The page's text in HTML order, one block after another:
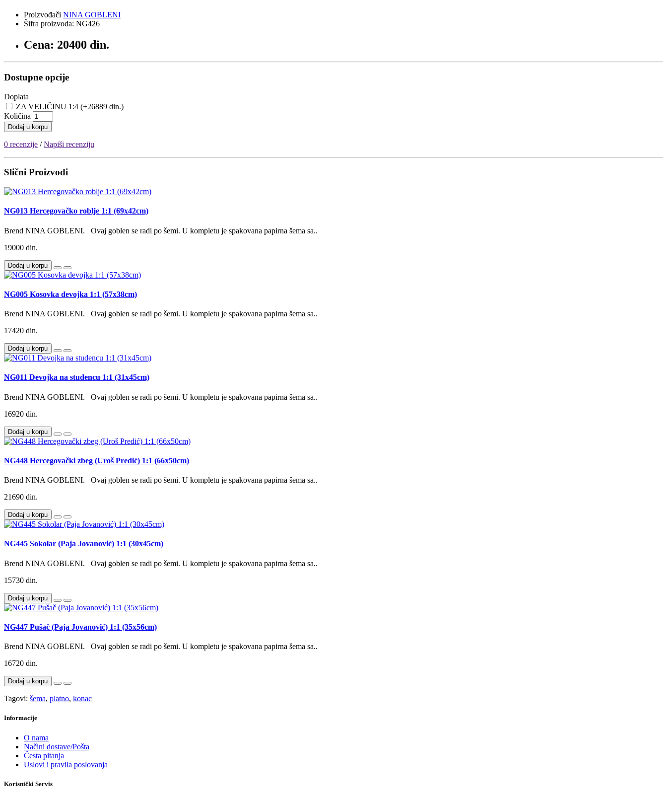
Proizvođači NINA GOBLENI
Šifra proizvoda: NG426
Cena: 20400 din.
Dostupne opcije
Doplata
ZA VELIČINU 1:4 (+26889 din.)
Količina
Dodaj u korpu
0 recenzije /Napiši recenziju
Slični Proizvodi
NG013 Hercegovačko roblje 1:1 (69x42cm)
Brend NINA GOBLENI. Ovaj goblen se radi po šemi. U kompletu je spakovana papirna šema sa..
19000 din.
Dodaj u korpu
NG005 Kosovka devojka 1:1 (57x38cm)
Brend NINA GOBLENI. Ovaj goblen se radi po šemi. U kompletu je spakovana papirna šema sa..
17420 din.
Dodaj u korpu
NG011 Devojka na studencu 1:1 (31x45cm)
Brend NINA GOBLENI. Ovaj goblen se radi po šemi. U kompletu je spakovana papirna šema sa..
16920 din.
Dodaj u korpu
NG448 Hercegovački zbeg (Uroš Predić) 1:1 (66x50cm)
Brend NINA GOBLENI. Ovaj goblen se radi po šemi. U kompletu je spakovana papirna šema sa..
21690 din.
Dodaj u korpu
NG445 Sokolar (Paja Jovanović) 1:1 (30x45cm)
Brend NINA GOBLENI. Ovaj goblen se radi po šemi. U kompletu je spakovana papirna šema sa..
15730 din.
Dodaj u korpu
NG447 Pušač (Paja Jovanović) 1:1 (35x56cm)
Brend NINA GOBLENI. Ovaj goblen se radi po šemi. U kompletu je spakovana papirna šema sa..
16720 din.
Dodaj u korpu
Tagovi: šema, platno, konac
Informacije
O nama
Načini dostave/Pošta
Česta pitanja
Uslovi i pravila poslovanja
Korisnički Servis